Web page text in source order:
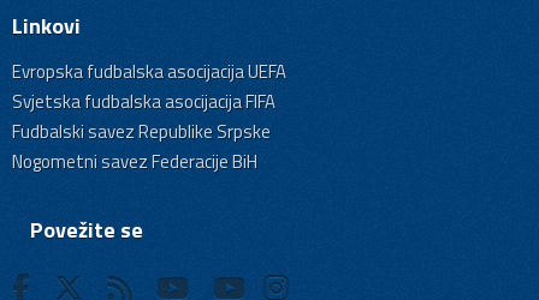
Linkovi
Evropska fudbalska asocijacija UEFA
Svjetska fudbalska asocijacija FIFA
Fudbalski savez Republike Srpske
Nogometni savez Federacije BiH
Povežite se